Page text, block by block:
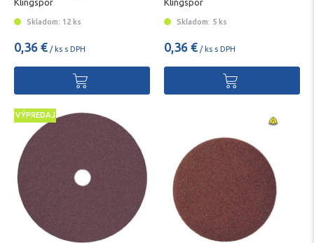
Klingspor
Skladom: 12 ks
0,36 € / ks s DPH
Klingspor
Skladom: 5 ks
0,36 € / ks s DPH
VÝPREDAJ